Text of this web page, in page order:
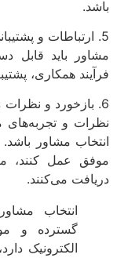
باشد.
5. ارتباطات و پشتیبانی:
مشاور باید قابل
فرآیند همکاری،
6. بازخورد و نظرات مشتریان قبلی:
نظرات و تجربه‌های
انتخاب مشاور باشد.
موفق عمل کنند،
دریافت می‌کنند.
انتخاب
گسترده و
الکترونیک